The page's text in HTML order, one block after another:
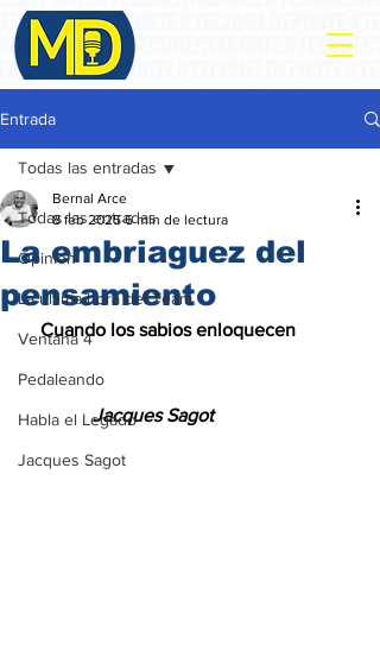
Entrada
Todas las entradas
Opinión
La ultima hora del Team
Ventana 4
Pedaleando
Habla el Legado
Jacques Sagot
Todas las entradas
La embriaguez del
pensamiento
Bernal Arce
8 feb 2025 6 min de lectura
    Cuando los sabios enloquecen
               Jacques Sagot